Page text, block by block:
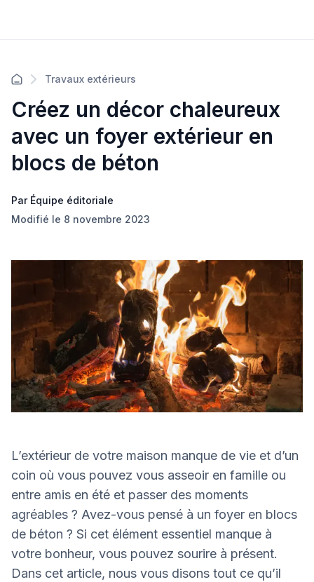
Travaux extérieurs
Créez un décor chaleureux
avec un foyer extérieur en
blocs de béton
Par Équipe éditoriale
Modifié le 8 novembre 2023
L’extérieur de votre maison manque de vie et d’un
coin où vous pouvez vous asseoir en famille ou
entre amis en été et passer des moments
agréables ? Avez-vous pensé à un foyer en blocs
de béton ? Si cet élément essentiel manque à
votre bonheur, vous pouvez sourire à présent.
Dans cet article, nous vous disons tout ce qu’il